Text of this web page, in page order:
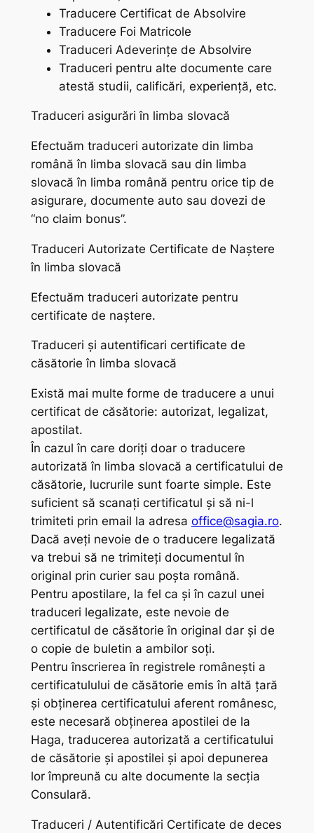
Traducere Certificat de Absolvire
Traducere Foi Matricole
Traduceri Adeverințe de Absolvire
Traduceri pentru alte documente care
atestă studii, calificări, experiență, etc.
Traduceri asigurări în limba slovacă
Efectuăm traduceri autorizate din limba
română în limba slovacă sau din limba
slovacă în limba română pentru orice tip de
asigurare, documente auto sau dovezi de
“no claim bonus”.
Traduceri Autorizate Certificate de Naștere
în limba slovacă
Efectuăm traduceri autorizate pentru
certificate de naștere.
Traduceri și autentificari certificate de
căsătorie în limba slovacă
Există mai multe forme de traducere a unui
certificat de căsătorie: autorizat, legalizat,
apostilat.
În cazul în care doriți doar o traducere
autorizată în limba slovacă a certificatului de
căsătorie, lucrurile sunt foarte simple. Este
suficient să scanați certificatul și să ni-l
trimiteti prin email la adresa office@sagia.ro.
Dacă aveți nevoie de o traducere legalizată
va trebui să ne trimiteți documentul în
original prin curier sau poșta română.
Pentru apostilare, la fel ca și în cazul unei
traduceri legalizate, este nevoie de
certificatul de căsătorie în original dar și de
o copie de buletin a ambilor soți.
Pentru înscrierea în registrele românești a
certificatulului de căsătorie emis în altă țară
și obținerea certificatului aferent românesc,
este necesară obținerea apostilei de la
Haga, traducerea autorizată a certificatului
de căsătorie și apostilei și apoi depunerea
lor împreună cu alte documente la secția
Consulară.
Traduceri / Autentificări Certificate de deces